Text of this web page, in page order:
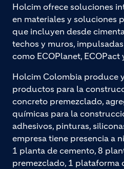
Holcim ofrece soluciones
en materiales y soluciones
que incluyen desde
techos y muros,
como ECOPlanet, ECOPact
Holcim Colombia produce
productos para la
concreto premezclado,
químicas para la
adhesivos, pinturas,
empresa tiene presencia a
1 planta de cemento, 8
premezclado, 1 plataforma